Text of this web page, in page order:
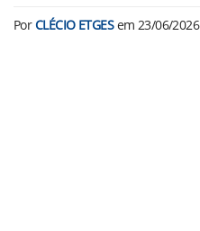
PorCLÉCIO ETGESem 23/06/